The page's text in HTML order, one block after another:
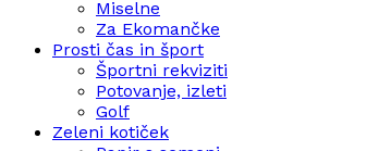
Miselne
Za Ekomančke
Prosti čas in šport
Športni rekviziti
Potovanje, izleti
Golf
Zeleni kotiček